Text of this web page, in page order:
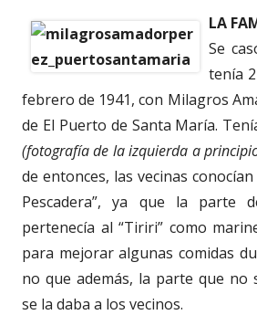
LA
Se
tenía
febrero de 1941, con Milagros
de El Puerto de Santa María.
(fotografía de la izquierda a
de entonces, las vecinas
Pescadera”, ya que la parte
pertenecía al “Tiriri” como
para mejorar algunas comidas
no que además, la parte que no
se la daba a los vecinos.